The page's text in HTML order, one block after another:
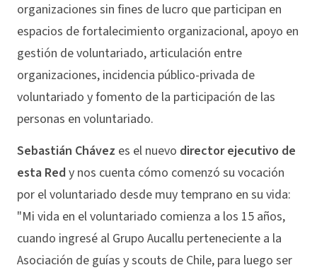
organizaciones sin fines de lucro que participan en
espacios de fortalecimiento organizacional, apoyo en
gestión de voluntariado, articulación entre
organizaciones, incidencia público-privada de
voluntariado y fomento de la participación de las
personas en voluntariado.
Sebastián Chávez es el nuevo director ejecutivo de
esta Red y nos cuenta cómo comenzó su vocación
por el voluntariado desde muy temprano en su vida:
"Mi vida en el voluntariado comienza a los 15 años,
cuando ingresé al Grupo Aucallu perteneciente a la
Asociación de guías y scouts de Chile, para luego ser